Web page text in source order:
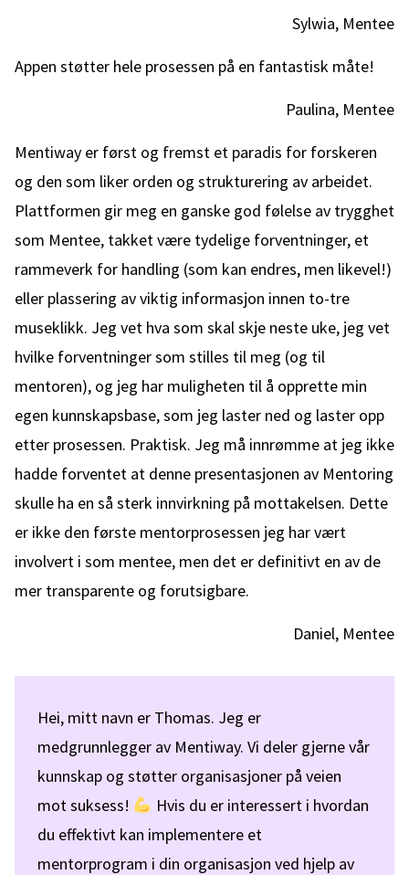
Sylwia, Mentee
Appen støtter hele prosessen på en fantastisk måte!
Paulina, Mentee
Mentiway er først og fremst et paradis for forskeren
og den som liker orden og strukturering av arbeidet.
Plattformen gir meg en ganske god følelse av trygghet
som Mentee, takket være tydelige forventninger, et
rammeverk for handling (som kan endres, men likevel!)
eller plassering av viktig informasjon innen to-tre
museklikk. Jeg vet hva som skal skje neste uke, jeg vet
hvilke forventninger som stilles til meg (og til
mentoren), og jeg har muligheten til å opprette min
egen kunnskapsbase, som jeg laster ned og laster opp
etter prosessen. Praktisk. Jeg må innrømme at jeg ikke
hadde forventet at denne presentasjonen av Mentoring
skulle ha en så sterk innvirkning på mottakelsen. Dette
er ikke den første mentorprosessen jeg har vært
involvert i som mentee, men det er definitivt en av de
mer transparente og forutsigbare.
Daniel, Mentee
Hei, mitt navn er Thomas. Jeg er
medgrunnlegger av Mentiway. Vi deler gjerne vår
kunnskap og støtter organisasjoner på veien
mot suksess!
Hvis du er interessert i hvordan
du effektivt kan implementere et
mentorprogram i din organisasjon ved hjelp av